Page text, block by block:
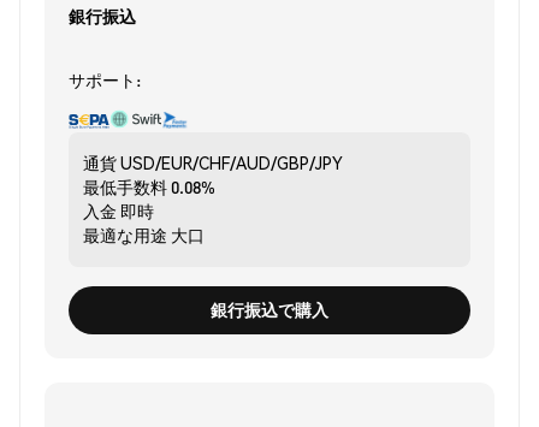
銀行振込
サポート:
通貨USD/EUR/CHF/AUD/GBP/JPY
最低手数料0.08%
入金 即時
最適な用途 大口
銀行振込で購入